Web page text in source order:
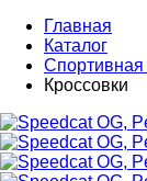
Главная
Каталог
Спортивная
Кроссовки